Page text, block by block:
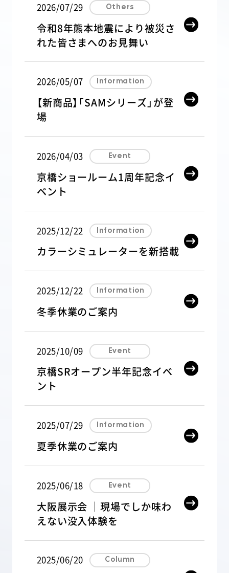
Sit
Stand
PRODUCTS COMPARE 製品比較表
SHOWROOM ショールーム
CASE STUDY 導入事例
NEWS お知らせ
CAMPANY 会社概要
CATALOG カタログ
お取引様専用
注意事項
プライバシーポリシー
2026/07/29 Others
令和8年熊本地震により被災さ
れた皆さまへのお見舞い
2026/05/07 Information
【新商品】「SAMシリーズ」が登
場
2026/04/03 Event
京橋ショールーム1周年記念イ
ベント
2025/12/22 Information
カラーシミュレーターを新搭載
2025/12/22 Information
冬季休業のご案内
2025/10/09 Event
京橋SRオープン半年記念イベ
ント
2025/07/29 Information
夏季休業のご案内
2025/06/18 Event
大阪展示会 ｜現場でしか味わ
えない没入体験を
2025/06/20 Column